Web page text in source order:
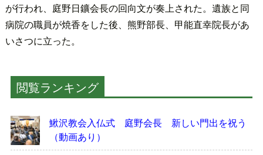
が行われ、庭野日鑛会長の回向文が奏上された。遺族と同
病院の職員が焼香をした後、熊野部長、甲能直幸院長があ
いさつに立った。
閲覧ランキング
鰍沢教会入仏式 庭野会長 新しい門出を祝う
（動画あり）